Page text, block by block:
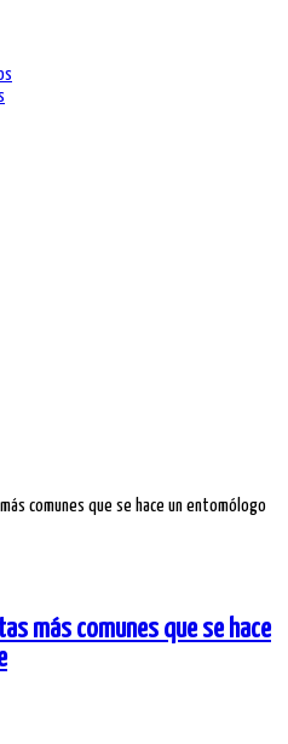
comunes que se hace un entomólogo
más comunes que se hace